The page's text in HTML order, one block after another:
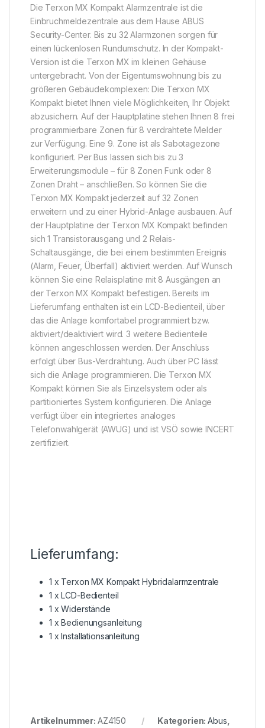
Die Terxon MX Kompakt Alarmzentrale ist die
Einbruchmeldezentrale aus dem Hause ABUS
Security-Center. Bis zu 32 Alarmzonen sorgen für
einen lückenlosen Rundumschutz. In der Kompakt-
Version ist die Terxon MX im kleinen Gehäuse
untergebracht. Von der Eigentumswohnung bis zu
größeren Gebäudekomplexen: Die Terxon MX
Kompakt bietet Ihnen viele Möglichkeiten, Ihr Objekt
abzusichern. Auf der Hauptplatine stehen Ihnen 8 frei
programmierbare Zonen für 8 verdrahtete Melder
zur Verfügung. Eine 9. Zone ist als Sabotagezone
konfiguriert. Per Bus lassen sich bis zu 3
Erweiterungsmodule – für 8 Zonen Funk oder 8
Zonen Draht – anschließen. So können Sie die
Terxon MX Kompakt jederzeit auf 32 Zonen
erweitern und zu einer Hybrid-Anlage ausbauen. Auf
der Hauptplatine der Terxon MX Kompakt befinden
sich 1 Transistorausgang und 2 Relais-
Schaltausgänge, die bei einem bestimmten Ereignis
(Alarm, Feuer, Überfall) aktiviert werden. Auf Wunsch
können Sie eine Relaisplatine mit 8 Ausgängen an
der Terxon MX Kompakt befestigen. Bereits im
Lieferumfang enthalten ist ein LCD-Bedienteil, über
das die Anlage komfortabel programmiert bzw.
aktiviert/deaktiviert wird. 3 weitere Bedienteile
können angeschlossen werden. Der Anschluss
erfolgt über Bus-Verdrahtung. Auch über PC lässt
sich die Anlage programmieren. Die Terxon MX
Kompakt können Sie als Einzelsystem oder als
partitioniertes System konfigurieren. Die Anlage
verfügt über ein integriertes analoges
Telefonwahlgerät (AWUG) und ist VSÖ sowie INCERT
zertifiziert.
Lieferumfang:
1 x Terxon MX Kompakt Hybridalarmzentrale
1 x LCD-Bedienteil
1 x Widerstände
1 x Bedienungsanleitung
1 x Installationsanleitung
Artikelnummer: AZ4150 Kategorien:Abus